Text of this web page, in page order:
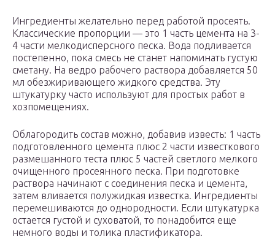
Ингредиенты желательно перед работой просеять.
Классические пропорции — это 1 часть цемента на 3-
4 части мелкодисперсного песка. Вода подливается
постепенно, пока смесь не станет напоминать густую
сметану. На ведро рабочего раствора добавляется 50
мл обезжиривающего жидкого средства. Эту
штукатурку часто используют для простых работ в
хозпомещениях.
Облагородить состав можно, добавив известь: 1 часть
подготовленного цемента плюс 2 части известкового
размешанного теста плюс 5 частей светлого мелкого
очищенного просеянного песка. При подготовке
раствора начинают с соединения песка и цемента,
затем вливается полужидкая известка. Ингредиенты
перемешиваются до однородности. Если штукатурка
остается густой и суховатой, то понадобится еще
немного воды и толика пластификатора.